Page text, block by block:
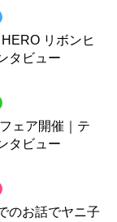
リボンヒ
タビュー
ェア開催｜テ
タビュー
のお話でヤニ子